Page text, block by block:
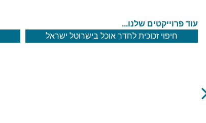
עוד פרוייקטים שלנו...
חיפוי זכוכית לחדר אוכל בישרוטל ישראל